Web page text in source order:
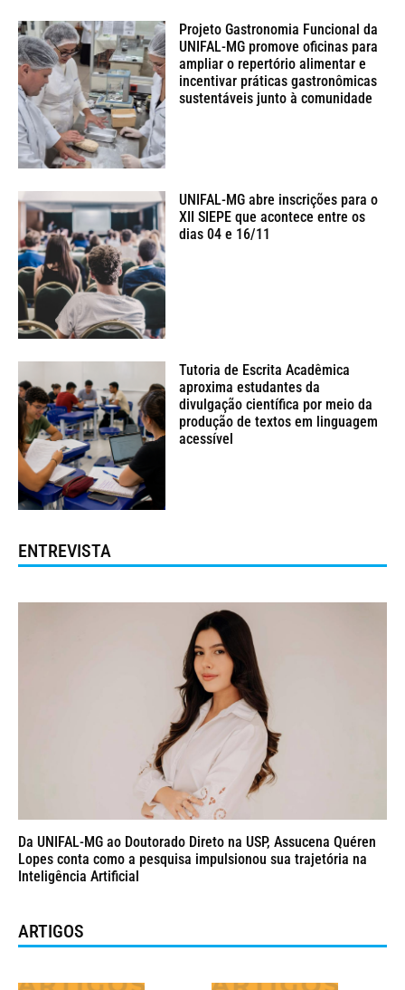
Projeto Gastronomia Funcional da
UNIFAL-MG promove oficinas para
ampliar o repertório alimentar e
incentivar práticas gastronômicas
sustentáveis junto à comunidade
UNIFAL-MG abre inscrições para o
XII SIEPE que acontece entre os
dias 04 e 16/11
Tutoria de Escrita Acadêmica
aproxima estudantes da
divulgação científica por meio da
produção de textos em linguagem
acessível
ENTREVISTA
Da UNIFAL-MG ao Doutorado Direto na USP, Assucena Quéren
Lopes conta como a pesquisa impulsionou sua trajetória na
Inteligência Artificial
ARTIGOS